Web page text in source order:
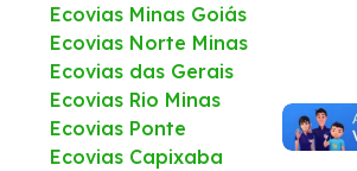
Fale Conosco
Fornecedores
Dúvidas
Ecovias Minas Goiás
Ecovias Norte Minas
Ecovias das Gerais
Ecovias Rio Minas
Ecovias Ponte
Ecovias Capixaba